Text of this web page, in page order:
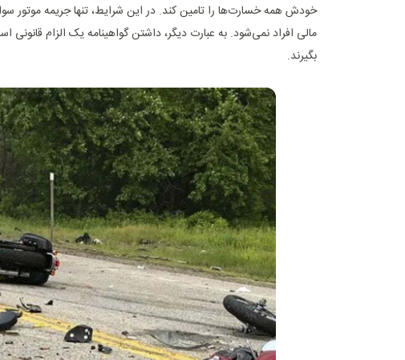
خودش همه خسارت‌ها را تامین کند. در این شرایط، تنها جریمه موتور
مالی افراد نمی‌شود. به عبارت دیگر، داشتن گواهینامه یک الزام
بگیرند.